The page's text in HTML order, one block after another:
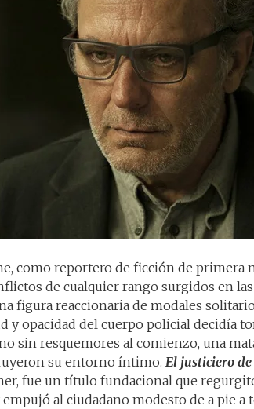
como reportero de ficción de primera
de cualquier rango surgidos en
figura reaccionaria de modales
y opacidad del cuerpo policial decidía
sin resquemores al comienzo, una
su entorno íntimo. El justiciero
fue un título fundacional que
al ciudadano modesto de a pie a